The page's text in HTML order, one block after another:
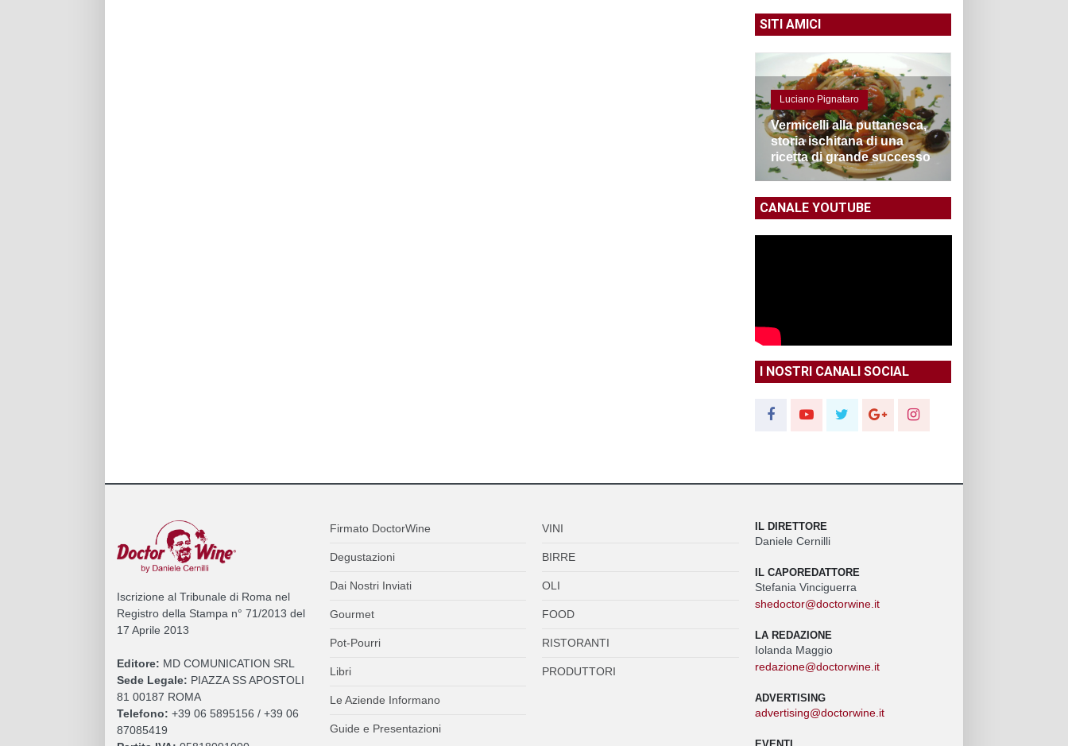
SITI AMICI
Luciano Pignataro
Vermicelli alla puttanesca,
storia ischitana di una
ricetta di grande successo
CANALE YOUTUBE
I NOSTRI CANALI SOCIAL
Iscrizione al Tribunale di Roma nel
Registro della Stampa n° 71/2013 del
17 Aprile 2013
Editore: MD COMUNICATION SRL
Sede Legale: PIAZZA SS APOSTOLI
81 00187 ROMA
Telefono: +39 06 5895156 / +39 06
87085419
Firmato DoctorWine
Degustazioni
Dai Nostri Inviati
Gourmet
Pot-Pourri
Libri
Le Aziende Informano
Guide e Presentazioni
VINI
BIRRE
OLI
FOOD
RISTORANTI
PRODUTTORI
IL DIRETTORE
Daniele Cernilli
IL CAPOREDATTORE
Stefania Vinciguerra
shedoctor@doctorwine.it
LA REDAZIONE
Iolanda Maggio
redazione@doctorwine.it
ADVERTISING
advertising@doctorwine.it